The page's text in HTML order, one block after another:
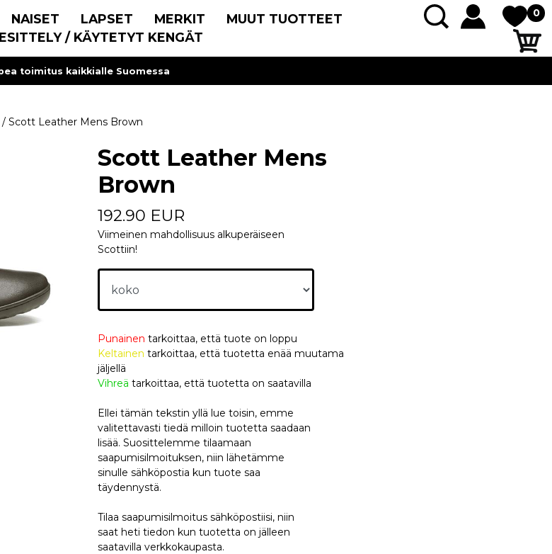
NAISET LAPSET MERKIT
MUUT TUOTTEET
ESITTELY / KÄYTETYT KENGÄT
0
toimitus kaikkialle Suomessa
/ Scott Leather Mens Brown
Scott Leather Mens
Brown
192.90 EUR
Viimeinen mahdollisuus alkuperäiseen
Scottiin!
Punainen tarkoittaa, että tuote on loppu
Keltainen tarkoittaa, että tuotetta enää muutama
jäljellä
Vihreä tarkoittaa, että tuotetta on saatavilla
Ellei tämän tekstin yllä lue toisin, emme
valitettavasti tiedä milloin tuotetta saadaan
lisää. Suosittelemme tilaamaan
saapumisilmoituksen, niin lähetämme
sinulle sähköpostia kun tuote saa
täydennystä.
Tilaa saapumisilmoitus sähköpostiisi, niin
saat heti tiedon kun tuotetta on jälleen
saatavilla verkkokaupasta.